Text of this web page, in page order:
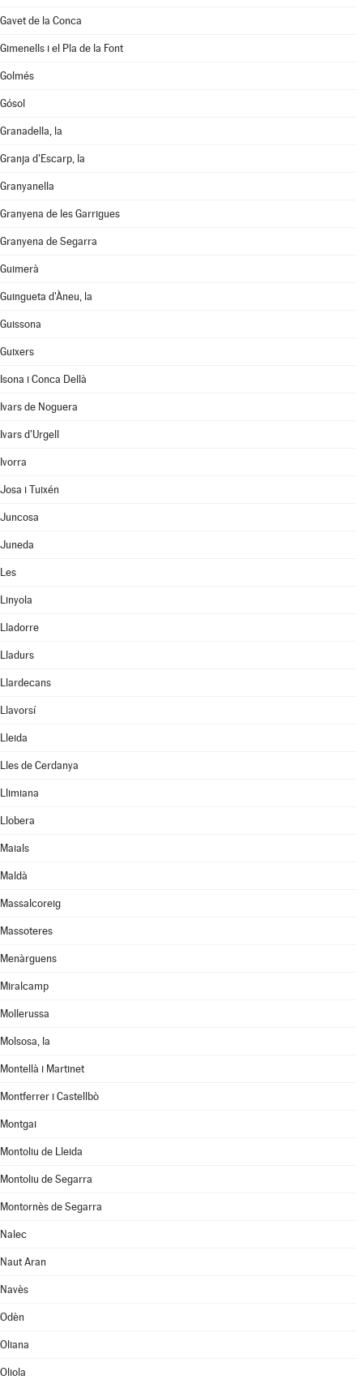
Gavet de la Conca
Gimenells i el Pla de la Font
Golmés
Gósol
Granadella, la
Granja d'Escarp, la
Granyanella
Granyena de les Garrigues
Granyena de Segarra
Guimerà
Guingueta d'Àneu, la
Guissona
Guixers
Isona i Conca Dellà
Ivars de Noguera
Ivars d'Urgell
Ivorra
Josa i Tuixén
Juncosa
Juneda
Les
Linyola
Lladorre
Lladurs
Llardecans
Llavorsí
Lleida
Lles de Cerdanya
Llimiana
Llobera
Maials
Maldà
Massalcoreig
Massoteres
Menàrguens
Miralcamp
Mollerussa
Molsosa, la
Montellà i Martinet
Montferrer i Castellbò
Montgai
Montoliu de Lleida
Montoliu de Segarra
Montornès de Segarra
Nalec
Naut Aran
Navès
Odèn
Oliana
Oliola